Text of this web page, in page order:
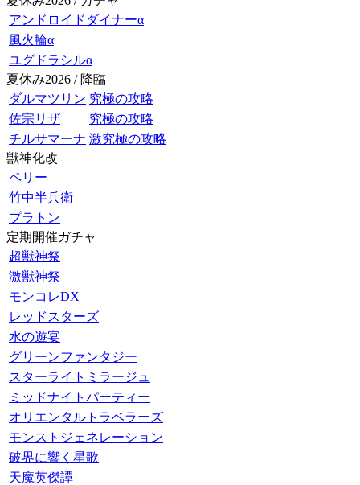
アンドロイドダイナーα
風火輪α
ユグドラシルα
夏休み2026 / 降臨
ダルマツリン 究極の攻略
佐宗リザ
究極の攻略
チルサマーナ 激究極の攻略
獣神化改
ペリー
竹中半兵衛
プラトン
定期開催ガチャ
超獣神祭
激獣神祭
モンコレDX
レッドスターズ
水の遊宴
グリーンファンタジー
スターライトミラージュ
ミッドナイトパーティー
オリエンタルトラベラーズ
モンストジェネレーション
破界に響く星歌
天魔英傑譚